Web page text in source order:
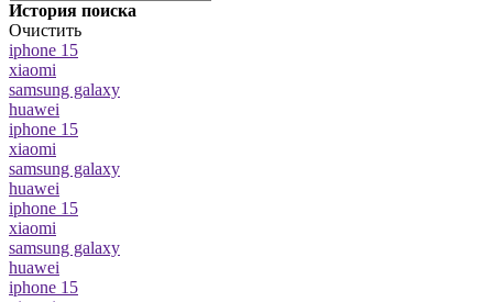
История поиска
Очистить
iphone 15
xiaomi
samsung galaxy
huawei
iphone 15
xiaomi
samsung galaxy
huawei
iphone 15
xiaomi
samsung galaxy
huawei
iphone 15